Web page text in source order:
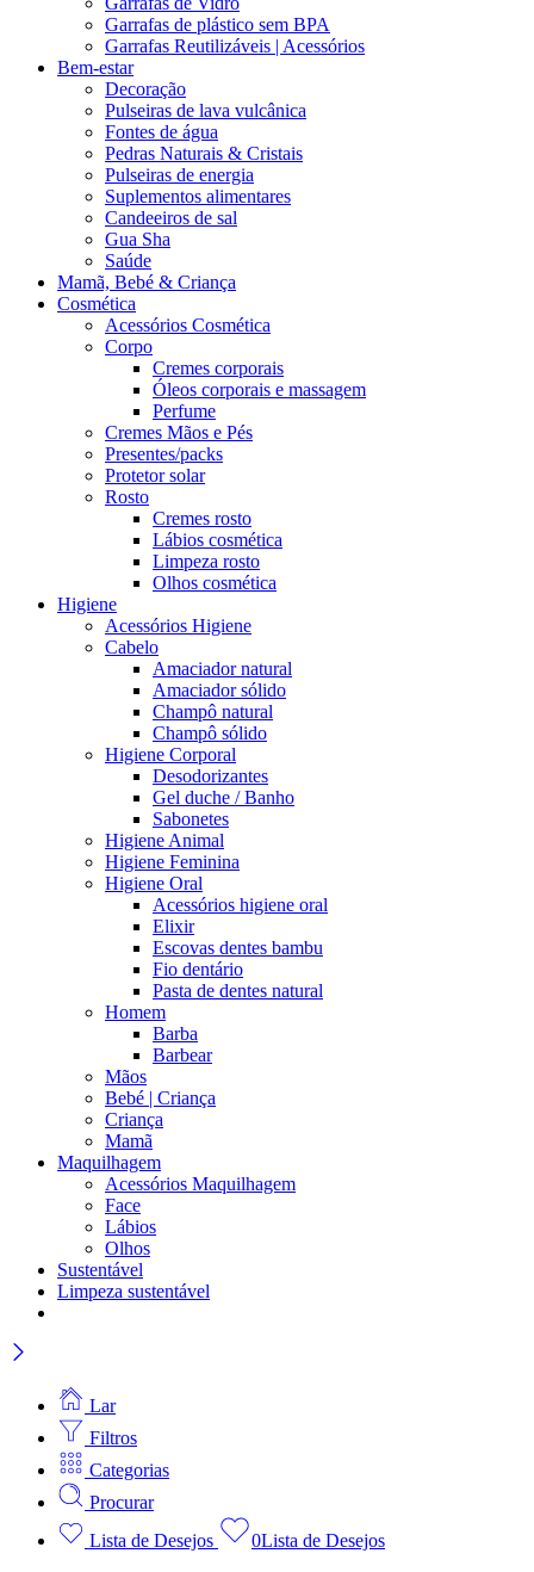
Garrafas de plástico sem BPA
Garrafas Reutilizáveis | Acessórios
Bem-estar
Decoração
Pulseiras de lava vulcânica
Fontes de água
Pedras Naturais & Cristais
Pulseiras de energia
Suplementos alimentares
Candeeiros de sal
Gua Sha
Saúde
Mamã, Bebé & Criança
Cosmética
Acessórios Cosmética
Corpo
Cremes corporais
Óleos corporais e massagem
Perfume
Cremes Mãos e Pés
Presentes/packs
Protetor solar
Rosto
Cremes rosto
Lábios cosmética
Limpeza rosto
Olhos cosmética
Higiene
Acessórios Higiene
Cabelo
Amaciador natural
Amaciador sólido
Champô natural
Champô sólido
Higiene Corporal
Desodorizantes
Gel duche / Banho
Sabonetes
Higiene Animal
Higiene Feminina
Higiene Oral
Acessórios higiene oral
Elixir
Escovas dentes bambu
Fio dentário
Pasta de dentes natural
Homem
Barba
Barbear
Mãos
Bebé | Criança
Criança
Mamã
Maquilhagem
Acessórios Maquilhagem
Face
Lábios
Olhos
Sustentável
Limpeza sustentável
Lar
Filtros
Categorias
Procurar
Lista de Desejos
0Lista de Desejos